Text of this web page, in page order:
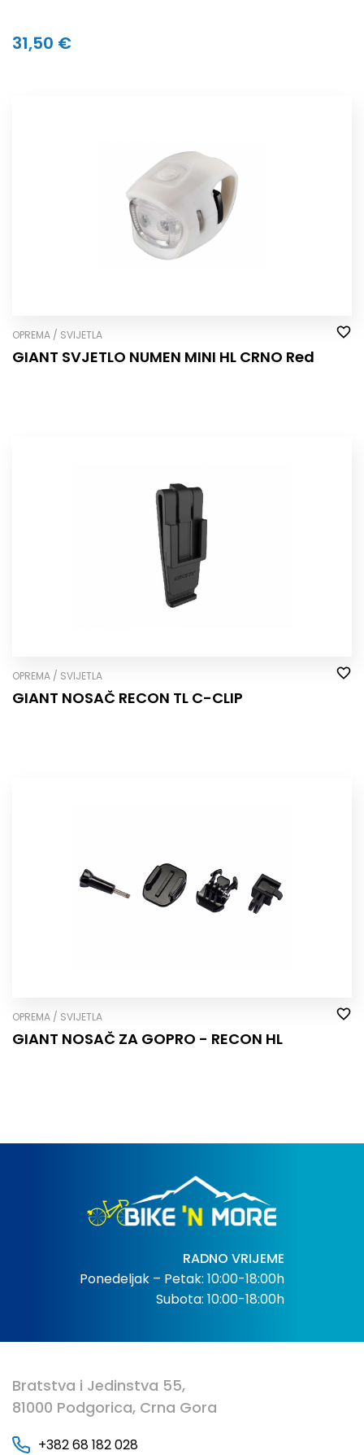
31,50 €
OPREMA / SVIJETLA
GIANT SVJETLO NUMEN MINI HL CRNO Red
OPREMA / SVIJETLA
GIANT NOSAČ RECON TL C-CLIP
OPREMA / SVIJETLA
GIANT NOSAČ ZA GOPRO - RECON HL
RADNO VRIJEME
Ponedeljak – Petak: 10:00-18:00h
Subota: 10:00-18:00h
Bratstva i Jedinstva 55,
81000 Podgorica, Crna Gora
+382 68 182 028